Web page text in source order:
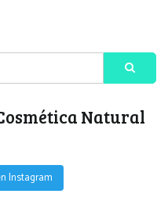
Natural
Instagram